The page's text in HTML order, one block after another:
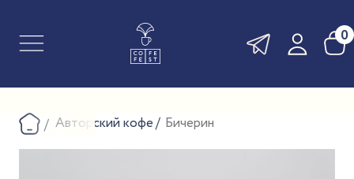
0
Авторский кофе Бичерин